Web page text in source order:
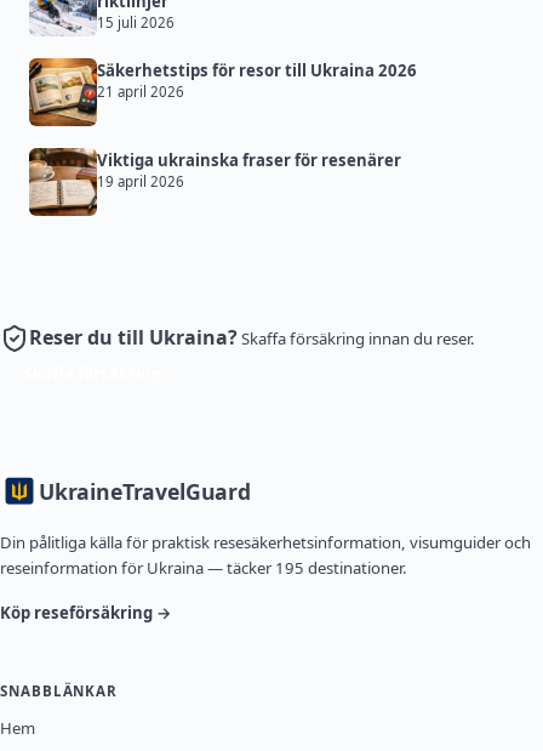
15 juli 2026
Säkerhetstips för resor till Ukraina 2026
21 april 2026
Viktiga ukrainska fraser för resenärer
19 april 2026
Reser du till Ukraina?Skaffa försäkring innan du reser.
UkraineTravelGuard
Din pålitliga källa för praktisk resesäkerhetsinformation, visumguider och
reseinformation för Ukraina — täcker 195 destinationer.
Köp reseförsäkring →
SNABBLÄNKAR
Hem